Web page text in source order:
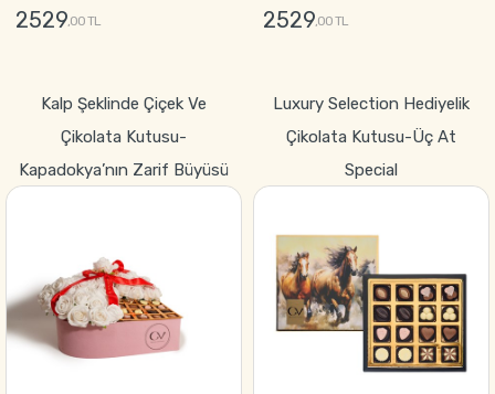
2529,00 TL 2529,00 TL
Kalp Şeklinde Çiçek Ve
Çikolata Kutusu-
Kapadokya’nın Zarif Büyüsü
Luxury Selection Hediyelik
Çikolata Kutusu-Üç At
Special